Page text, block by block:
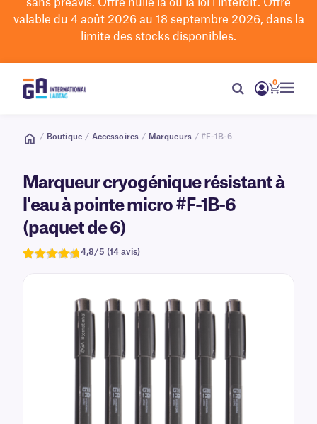
sans préavis. Offre nulle là où la loi l’interdit. Offre
valable du 4 août 2026 au 18 septembre 2026, dans la
limite des stocks disponibles.
0
/ Boutique / Accessoires / Marqueurs / #F-1B-6
Marqueur cryogénique résistant à
l'eau à pointe micro #F-1B-6
(paquet de 6)
basée sur
4,8/5 (14 avis)